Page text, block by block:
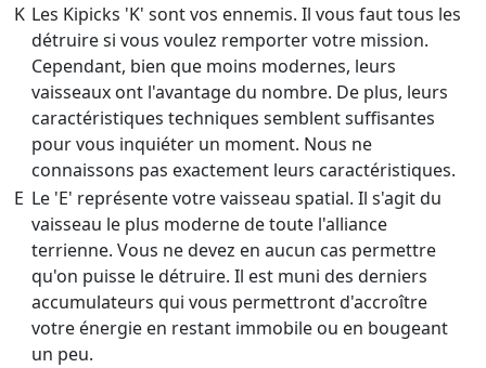
K Les Kipicks 'K' sont vos ennemis. Il vous faut tous les
détruire si vous voulez remporter votre mission.
Cependant, bien que moins modernes, leurs
vaisseaux ont l'avantage du nombre. De plus, leurs
caractéristiques techniques semblent suffisantes
pour vous inquiéter un moment. Nous ne
connaissons pas exactement leurs caractéristiques.
E Le 'E' représente votre vaisseau spatial. Il s'agit du
vaisseau le plus moderne de toute l'alliance
terrienne. Vous ne devez en aucun cas permettre
qu'on puisse le détruire. Il est muni des derniers
accumulateurs qui vous permettront d'accroître
votre énergie en restant immobile ou en bougeant
un peu.